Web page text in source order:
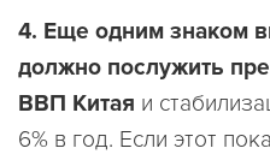
4. Еще одним знаком
должно послужить
ВВП Китая и
6% в год. Если этот